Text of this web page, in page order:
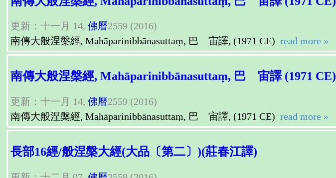
更新：十一月 14, 佛曆2559 (2016)
南傳大般涅槃經, Mahāparinibbānasuttaṃ, 巴 宙譯, (1971 CE) read more »
南傳大般涅槃經, Mahāparinibbānasuttaṃ, 巴 宙譯 (1971 CE)
更新：十一月 14, 佛曆2559 (2016)
南傳大般涅槃經, Mahāparinibbānasuttaṃ, 巴 宙譯, (1971 CE) read more »
長部16經/般涅槃大經(大品〔第二〕)(莊春江譯)